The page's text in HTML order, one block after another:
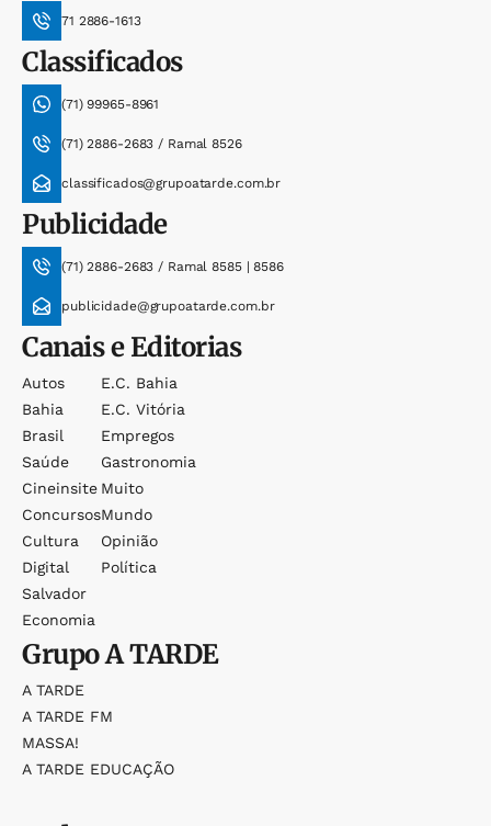
71 2886-1613
Classificados
(71) 99965-8961
(71) 2886-2683 / Ramal 8526
classificados@grupoatarde.com.br
Publicidade
(71) 2886-2683 / Ramal 8585 | 8586
publicidade@grupoatarde.com.br
Canais e Editorias
Autos
Bahia
Brasil
Saúde
Cineinsite
Concursos
Cultura
Digital
Salvador
Economia
E.c. Bahia
E.c. Vitória
Empregos
Gastronomia
Muito
Mundo
Opinião
Política
GrupoA TARDE
A TARDE
A TARDE FM
MASSA!
A TARDE EDUCAÇÃO